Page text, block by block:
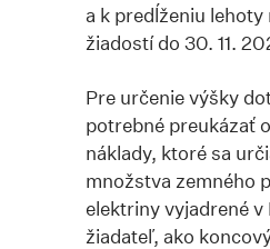
a k predĺženiu lehoty
žiadostí do 30. 11.
Pre určenie výšky
potrebné preukázať
náklady, ktoré sa
množstva zemného
elektriny vyjadrené
žiadateľ, ako